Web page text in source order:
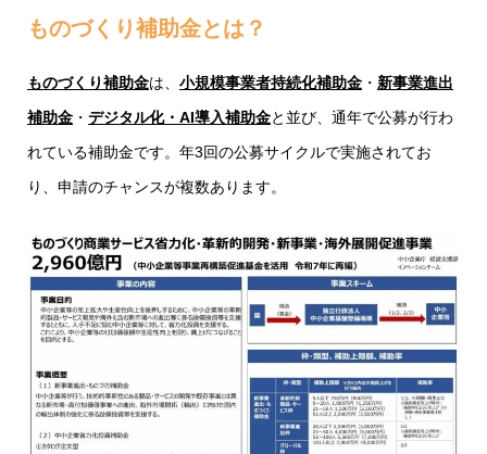
ものづくり補助金とは？
ものづくり補助金は、 小規模事業者持続化補助金 ・ 新事業進出
補助金 ・ デジタル化・AI導入補助金と並び、通年で公募が行わ
れている補助金です。年3回の公募サイクルで実施されてお
り、申請のチャンスが複数あります。